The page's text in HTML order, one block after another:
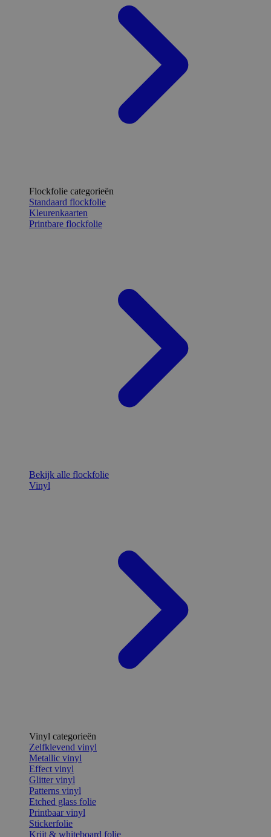
Flockfolie categorieën
Standaard flockfolie
Kleurenkaarten
Printbare flockfolie
Bekijk alle flockfolie
Vinyl
Vinyl categorieën
Zelfklevend vinyl
Metallic vinyl
Effect vinyl
Glitter vinyl
Patterns vinyl
Etched glass folie
Printbaar vinyl
Stickerfolie
Krijt & whiteboard folie